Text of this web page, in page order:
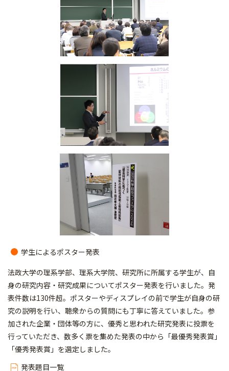
学生によるポスター発表
法政大学の理系学部、理系大学院、研究所に所属する学生が、自
身の研究内容・研究成果についてポスター発表を行いました。発
表件数は130件超。ポスターやディスプレイの前で学生が自身の研
究の説明を行い、聴衆からの質問にも丁寧に答えていました。参
加された企業・団体等の方に、優秀と思われた研究発表に投票を
行っていただき、数多く票を集めた発表の中から「最優秀発表賞」
「優秀発表賞」を選定しました。
発表題目一覧